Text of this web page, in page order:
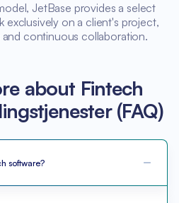
JetBase provides a select
exclusively on a client's project,
continuous collaboration.
about Fintech
(FAQ)
software?